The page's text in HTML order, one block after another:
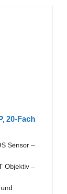
20-Fach
Sensor –
Objektiv –